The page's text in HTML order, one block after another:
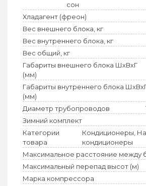
сон
Хладагент (фреон)
Вес внешнего блока, кг
Вес внутреннего блока, кг
Вес общий, кг
Габариты внешнего блока ШхВхГ
(мм)
Габариты внутреннего блока
(мм)
Диаметр трубопроводов
Зимний комплект
Категории
товара
Кондиционеры,
кондиционеры
Максимальное расстояние между
Максимальный перепад высот (м)
Марка компрессора